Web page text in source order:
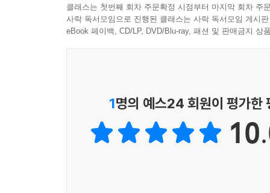
소형 신축주택 및 준공 후 미분양주택도 주택 수에
‘주택 수’ 계산에서 자주 혼동하는 것
‘주택 수에서 제외되는 주택’과 중과배제주택의 차
05 알아두어야 할 임대주택사업자 관련 법
커지고 있는 상속·증여, 해외 부동산 투자에 대
형식으로 정리하고, 절세 사례를 구체적으로 살펴
클래스는 첫번째 회차 주문확정 시점부터 마지막 회차 주
사락 독서모임으로 진행된 클래스는 사락 독서모임 게시
eBook 페이백, CD/LP, DVD/Blu-ray, 패션 및 판매금지 상
1명의 예스24 회원이 평가한